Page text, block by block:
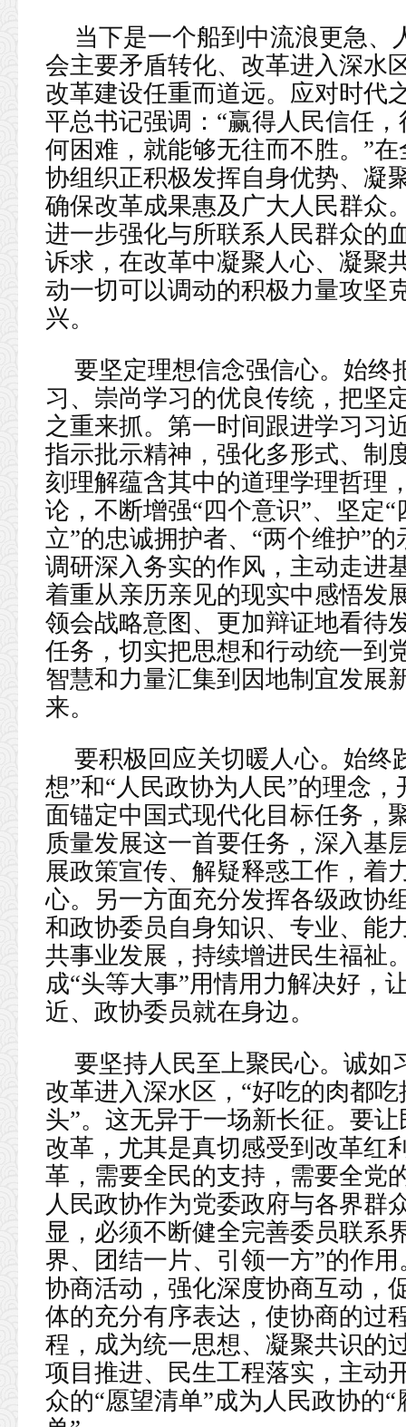
当下是一个船到中流浪更急、
会主要矛盾转化、改革进入深水
改革建设任重而道远。应对时代
平总书记强调：“赢得人民信任
何困难，就能够无往而不胜。”
协组织正积极发挥自身优势、凝
确保改革成果惠及广大人民群众
进一步强化与所联系人民群众的
诉求，在改革中凝聚人心、凝聚
动一切可以调动的积极力量攻坚
兴。
要坚定理想信念强信心。始终
习、崇尚学习的优良传统，把坚
之重来抓。第一时间跟进学习习
指示批示精神，强化多形式、制
刻理解蕴含其中的道理学理哲理
论，不断增强“四个意识”、坚定
立”的忠诚拥护者、“两个维护”
调研深入务实的作风，主动走进
着重从亲历亲见的现实中感悟发
领会战略意图、更加辩证地看待
任务，切实把思想和行动统一到
智慧和力量汇集到因地制宜发展
来。
要积极回应关切暖人心。始终
想”和“人民政协为人民”的理念
面锚定中国式现代化目标任务，
质量发展这一首要任务，深入基
展政策宣传、解疑释惑工作，着
心。另一方面充分发挥各级政协
和政协委员自身知识、专业、能
共事业发展，持续增进民生福祉
成“头等大事”用情用力解决好，
近、政协委员就在身边。
要坚持人民至上聚民心。诚如
改革进入深水区，“好吃的肉都
头”。这无异于一场新长征。要
改革，尤其是真切感受到改革红
革，需要全民的支持，需要全党
人民政协作为党委政府与各界群
显，必须不断健全完善委员联系
界、团结一片、引领一方”的作
协商活动，强化深度协商互动，
体的充分有序表达，使协商的过
程，成为统一思想、凝聚共识的
项目推进、民生工程落实，主动
众的“愿望清单”成为人民政协的